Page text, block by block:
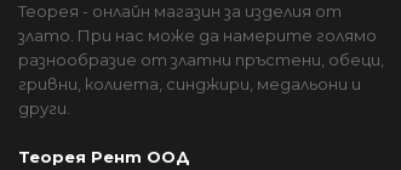
Теорея - онлайн магазин за изделия от
злато. При нас може да намерите голямо
разнообразие от златни пръстени, обеци,
гривни, колиета, синджири, медальони и
други.
Теорея Рент ООД